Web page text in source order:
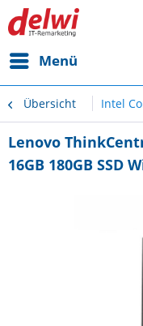
Menü
Übersicht Intel
Lenovo
16GB 180GB SSD